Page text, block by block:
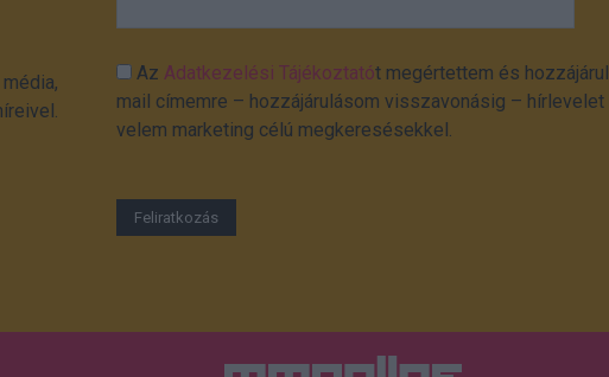
Az Adatkezelési Tájékoztatót megértettem és
mail címemre – hozzájárulásom visszavonásig –
velem marketing célú megkeresésekkel.